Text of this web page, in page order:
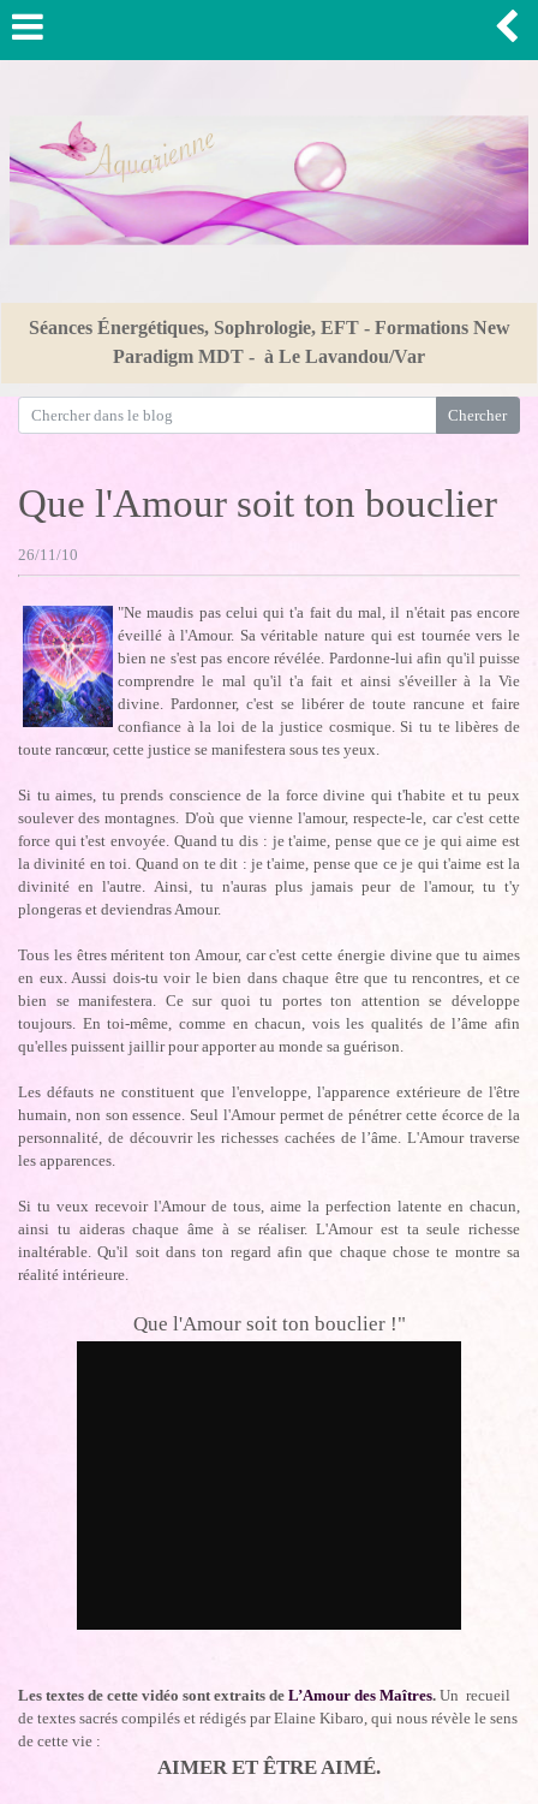
Séances Énergétiques, Sophrologie, EFT - Formations New
Paradigm MDT - à Le Lavandou/Var
Que l'Amour soit ton bouclier
26/11/10
"Ne maudis pas celui qui t'a fait du mal, il n'était pas encore
éveillé à l'Amour. Sa véritable nature qui est tournée vers le
bien ne s'est pas encore révélée. Pardonne-lui afin qu'il puisse
comprendre le mal qu'il t'a fait et ainsi s'éveiller à la Vie
divine. Pardonner, c'est se libérer de toute rancune et faire
confiance à la loi de la justice cosmique. Si tu te libères de
toute rancœur, cette justice se manifestera sous tes yeux.
Si tu aimes, tu prends conscience de la force divine qui t'habite et tu peux
soulever des montagnes. D'où que vienne l'amour, respecte-le, car c'est cette
force qui t'est envoyée. Quand tu dis : je t'aime, pense que ce je qui aime est
la divinité en toi. Quand on te dit : je t'aime, pense que ce je qui t'aime est la
divinité en l'autre. Ainsi, tu n'auras plus jamais peur de l'amour, tu t'y
plongeras et deviendras Amour.
Tous les êtres méritent ton Amour, car c'est cette énergie divine que tu aimes
en eux. Aussi dois-tu voir le bien dans chaque être que tu rencontres, et ce
bien se manifestera. Ce sur quoi tu portes ton attention se développe
toujours. En toi-même, comme en chacun, vois les qualités de l’âme afin
qu'elles puissent jaillir pour apporter au monde sa guérison.
Les défauts ne constituent que l'enveloppe, l'apparence extérieure de l'être
humain, non son essence. Seul l'Amour permet de pénétrer cette écorce de la
personnalité, de découvrir les richesses cachées de l’âme. L'Amour traverse
les apparences.
Si tu veux recevoir l'Amour de tous, aime la perfection latente en chacun,
ainsi tu aideras chaque âme à se réaliser. L'Amour est ta seule richesse
inaltérable. Qu'il soit dans ton regard afin que chaque chose te montre sa
réalité intérieure.
Que l'Amour soit ton bouclier !"
Les textes de cette vidéo sont extraits de L’Amour des Maîtres. Un recueil
de textes sacrés compilés et rédigés par Elaine Kibaro, qui nous révèle le sens
de cette vie :
AIMER ET ÊTRE AIMÉ.